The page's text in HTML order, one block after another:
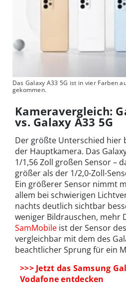
Das Galaxy A33 5G ist in vier Farben
gekommen.
Kameravergleich:
vs. Galaxy A33 5G
Der größte Unterschied hier
der Hauptkamera. Das
1/1,56 Zoll großen Sensor –
größer als der 1/2,0-Zoll-
Ein größerer Sensor nimmt
allem bei schwierigen
nachts deutlich sichtbar
weniger Bildrauschen, mehr
SamMobile ist der Sensor
vergleichbar mit dem des
beachtlicher Sprung für ein
>>> Jetzt das Samsung
Vodafone entdecken